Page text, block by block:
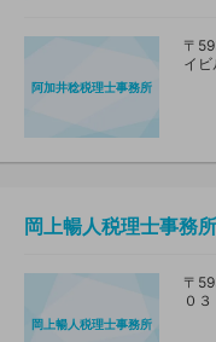
阿加井稔税理士事務所
〒
イビ
岡上暢人税理士事務所
岡上暢人税理士事務所
〒
０３